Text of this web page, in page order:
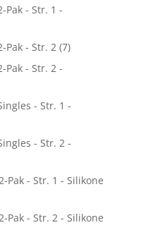
Pak - Str. 1 -
Pak - Str. 2 (7)
Pak - Str. 2 -
- Str. 1 -
- Str. 2 -
Pak - Str. 1 - Silikone
Pak - Str. 2 - Silikone